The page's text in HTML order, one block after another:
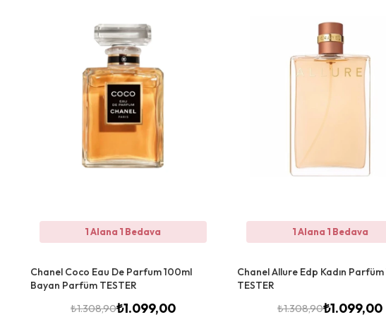
1 Alana 1 Bedava
Chanel Coco Eau De Parfum 100ml
Bayan Parfüm TESTER
₺1.308,90₺1.099,00
1 Alana 1 Bedava
Chanel Allure Edp Kadın
TESTER
₺1.308,90₺1.099,00